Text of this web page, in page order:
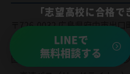
〒726-0032 広島県府中市出
福山駅より福塩線で40分 府
国バス ・飛屋町バス停より徒
「志望高校に合格
LINEで
無料相談する